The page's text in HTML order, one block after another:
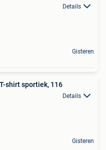
Details
Gisteren
shirt sportiek, 116
Details
Gisteren